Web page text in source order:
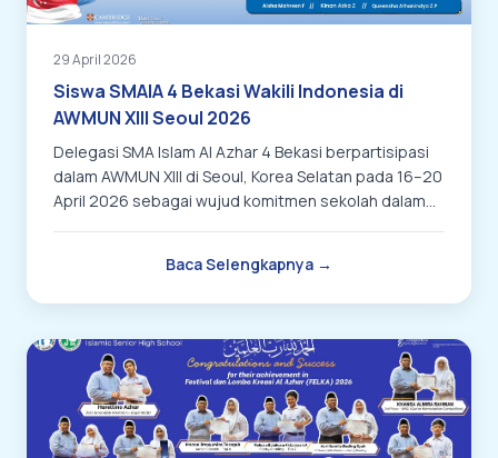
29 April 2026
Siswa SMAIA 4 Bekasi Wakili Indonesia di
AWMUN XIII Seoul 2026
Delegasi SMA Islam Al Azhar 4 Bekasi berpartisipasi
dalam AWMUN XIII di Seoul, Korea Selatan pada 16–20
April 2026 sebagai wujud komitmen sekolah dalam
Baca Selengkapnya →